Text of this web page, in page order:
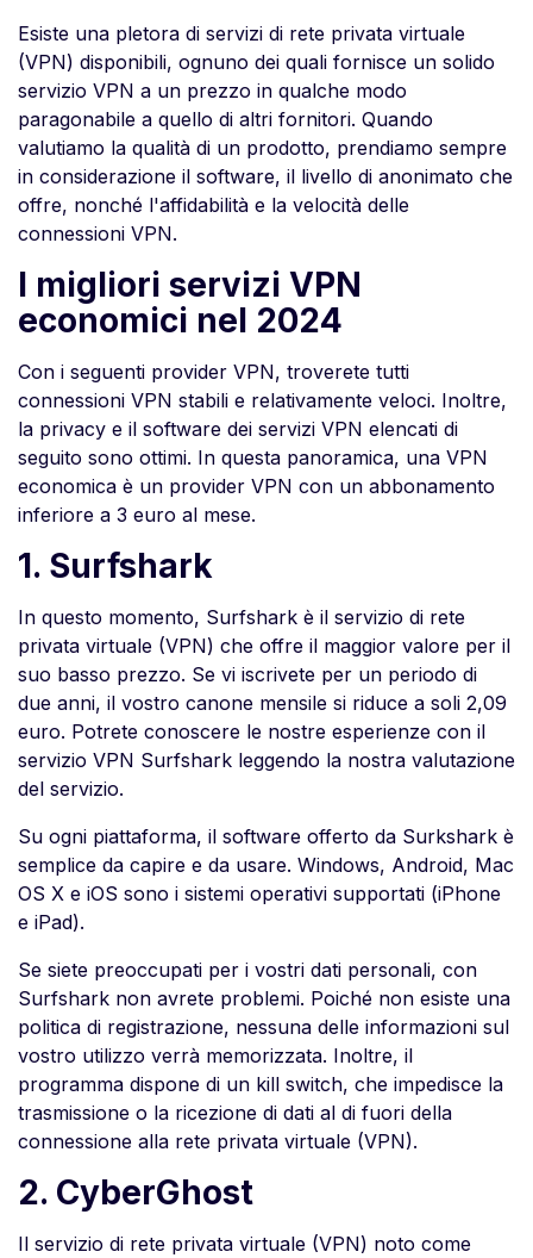
Esiste una pletora di servizi di rete privata virtuale
(VPN) disponibili, ognuno dei quali fornisce un solido
servizio VPN a un prezzo in qualche modo
paragonabile a quello di altri fornitori. Quando
valutiamo la qualità di un prodotto, prendiamo sempre
in considerazione il software, il livello di anonimato che
offre, nonché l'affidabilità e la velocità delle
connessioni VPN.
I migliori servizi VPN
economici nel 2024
Con i seguenti provider VPN, troverete tutti
connessioni VPN stabili e relativamente veloci. Inoltre,
la privacy e il software dei servizi VPN elencati di
seguito sono ottimi. In questa panoramica, una VPN
economica è un provider VPN con un abbonamento
inferiore a 3 euro al mese.
1. Surfshark
In questo momento, Surfshark è il servizio di rete
privata virtuale (VPN) che offre il maggior valore per il
suo basso prezzo. Se vi iscrivete per un periodo di
due anni, il vostro canone mensile si riduce a soli 2,09
euro. Potrete conoscere le nostre esperienze con il
servizio VPN Surfshark leggendo la nostra valutazione
del servizio.
Su ogni piattaforma, il software offerto da Surkshark è
semplice da capire e da usare. Windows, Android, Mac
OS X e iOS sono i sistemi operativi supportati (iPhone
e iPad).
Se siete preoccupati per i vostri dati personali, con
Surfshark non avrete problemi. Poiché non esiste una
politica di registrazione, nessuna delle informazioni sul
vostro utilizzo verrà memorizzata. Inoltre, il
programma dispone di un kill switch, che impedisce la
trasmissione o la ricezione di dati al di fuori della
connessione alla rete privata virtuale (VPN).
2. CyberGhost
Il servizio di rete privata virtuale (VPN) noto come